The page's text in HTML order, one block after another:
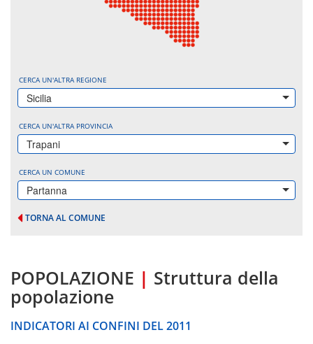
CERCA UN'ALTRA REGIONE
Sicilia
CERCA UN'ALTRA PROVINCIA
Trapani
CERCA UN COMUNE
Partanna
TORNA AL COMUNE
POPOLAZIONE | Struttura della
popolazione
INDICATORI AI CONFINI DEL 2011